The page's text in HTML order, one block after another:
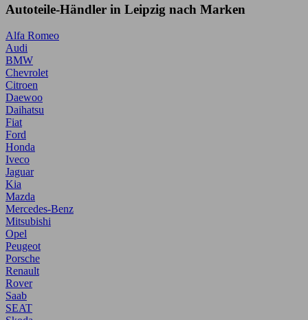
Autoteile-Händler in Leipzig nach Marken
Alfa Romeo
Audi
BMW
Chevrolet
Citroen
Daewoo
Daihatsu
Fiat
Ford
Honda
Iveco
Jaguar
Kia
Mazda
Mercedes-Benz
Mitsubishi
Opel
Peugeot
Porsche
Renault
Rover
Saab
SEAT